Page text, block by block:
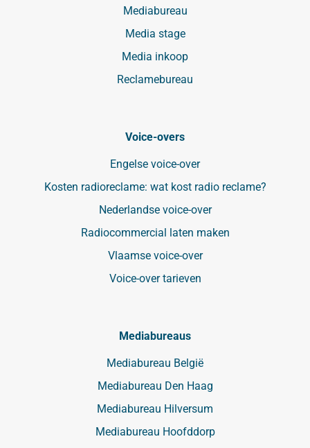
Mediabureau
Media stage
Media inkoop
Reclamebureau
Voice-overs
Engelse voice-over
Kosten radioreclame: wat kost radio reclame?
Nederlandse voice-over
Radiocommercial laten maken
Vlaamse voice-over
Voice-over tarieven
Mediabureaus
Mediabureau België
Mediabureau Den Haag
Mediabureau Hilversum
Mediabureau Hoofddorp